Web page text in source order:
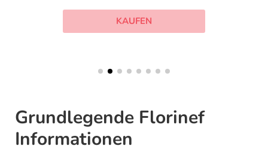
KAUFEN
Grundlegende Florinef
Informationen